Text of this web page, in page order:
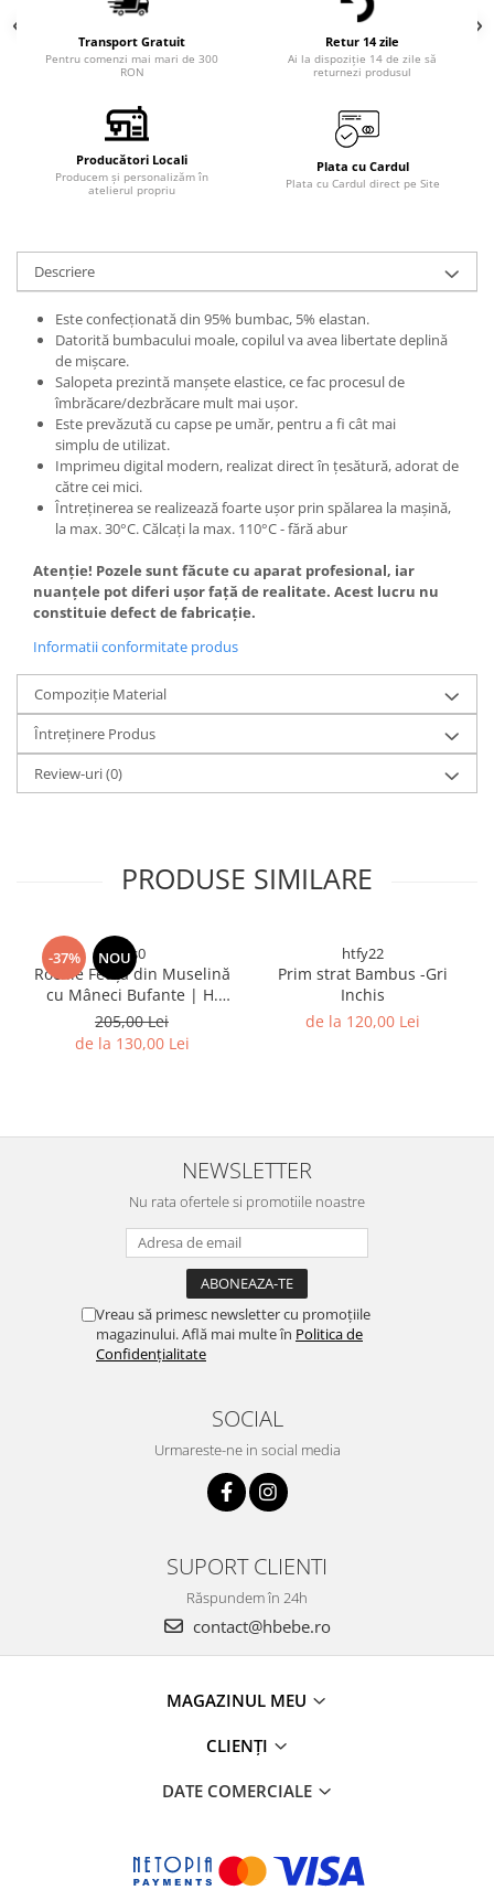
Transport Gratuit
Pentru comenzi mai mari de 300
RON
Retur 14 zile
Ai la dispoziție 14 de zile să
returnezi produsul
Producători Locali
Producem și personalizăm în
atelierul propriu
Plata cu Cardul
Plata cu Cardul direct pe Site
Descriere
Este confecționată din 95% bumbac, 5% elastan.
Datorită bumbacului moale, copilul va avea libertate deplină
de mișcare.
Salopeta prezintă manșete elastice, ce fac procesul de
îmbrăcare/dezbrăcare mult mai ușor.
Este prevăzută cu capse pe umăr, pentru a fi cât mai
simplu de utilizat.
Imprimeu digital modern, realizat direct în țesătură, adorat de
către cei mici.
Întreținerea se realizează foarte ușor prin spălarea la mașină,
la max. 30°C. Călcaţi la max. 110°C - fără abur
Atenție! Pozele sunt făcute cu aparat profesional, iar
nuanțele pot diferi ușor față de realitate. Acest lucru nu
constituie defect de fabricație.
Informatii conformitate produs
Compoziție Material
Întreținere Produs
Review-uri(0)
PRODUSE SIMILARE
-37% NOUsss0
Rochie Fetița din Muselină
cu Mâneci Bufante | H.
Bebe
205,00 Lei
de la 130,00 Lei
htfy22
Prim strat Bambus -Gri
Inchis
de la 120,00 Lei
NEWSLETTER
Nu rata ofertele si promotiile noastre
Vreau să primesc newsletter cu promoțiile
magazinului. Află mai multe în Politica de
Confidențialitate
SOCIAL
Urmareste-ne in social media
SUPORT CLIENTI
Răspundem în 24h
contact@hbebe.ro
MAGAZINUL MEU
CLIENȚI
DATE COMERCIALE